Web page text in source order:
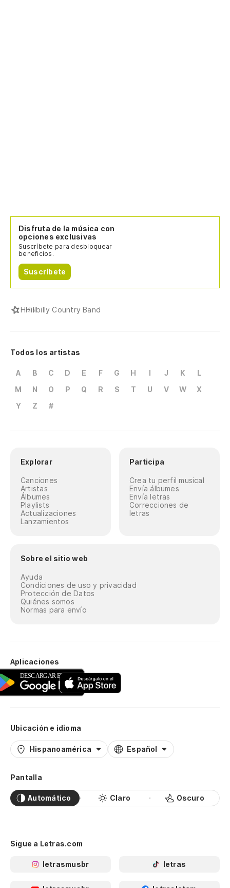
Disfruta de la música con
opciones exclusivas
Suscríbete para desbloquear
beneficios.
Suscríbete
HHillbilly Country Band
Todos los artistas
A B C D E F G H I J K
L
M
N O P Q R S T U V W
X
Y
Z #
Explorar
Canciones
Artistas
Álbumes
Playlists
Actualizaciones
Lanzamientos
Participa
Crea tu perfil musical
Envía álbumes
Envía letras
Correcciones de
letras
Sobre el sitio web
Ayuda
Condiciones de uso y privacidad
Protección de Datos
Quiénes somos
Normas para envío
Aplicaciones
Ubicación e idioma
Hispanoamérica Español
Pantalla
Automático Claro Oscuro
Sigue a Letras.com
letrasmusbr letras